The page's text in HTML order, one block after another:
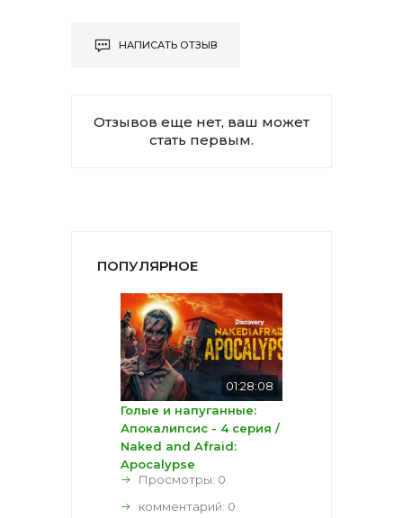
НАПИСАТЬ ОТЗЫВ
Отзывов еще нет, ваш может
стать первым.
ПОПУЛЯРНОЕ
01:28:08
Голые и напуганные:
Апокалипсис - 4 серия /
Naked and Afraid:
Apocalypse
Просмотры: 0
комментарий: 0